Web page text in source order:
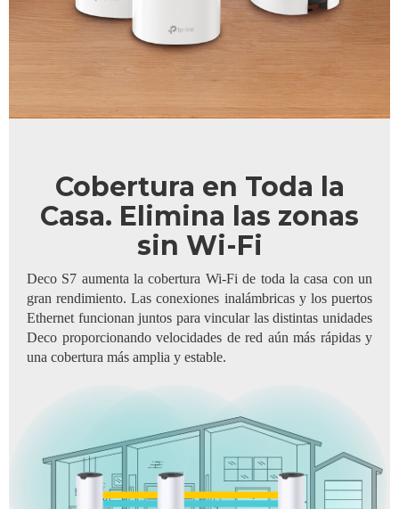
Cobertura en Toda la
Casa. Elimina las zonas
sin Wi-Fi
Deco S7 aumenta la cobertura Wi-Fi de toda la casa con un
gran rendimiento. Las conexiones inalámbricas y los puertos
Ethernet funcionan juntos para vincular las distintas unidades
Deco proporcionando velocidades de red aún más rápidas y
una cobertura más amplia y estable.